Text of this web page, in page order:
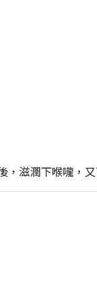
，滋潤下喉嚨，